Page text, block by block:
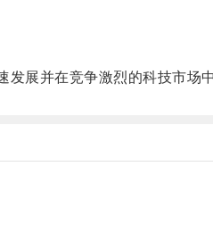
展并在竞争激烈的科技市场中